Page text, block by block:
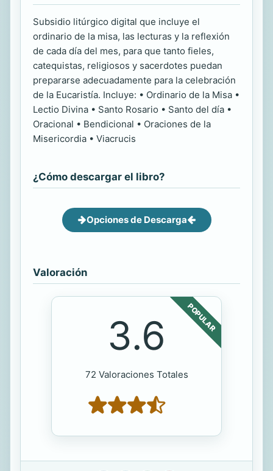
Subsidio litúrgico digital que incluye el
ordinario de la misa, las lecturas y la reflexión
de cada día del mes, para que tanto fieles,
catequistas, religiosos y sacerdotes puedan
prepararse adecuadamente para la celebración
de la Eucaristía. Incluye: • Ordinario de la Misa •
Lectio Divina • Santo Rosario • Santo del día •
Oracional • Bendicional • Oraciones de la
Misericordia • Viacrucis
¿Cómo descargar el libro?
Opciones de Descarga
Valoración
POPULAR
3.6
72 Valoraciones Totales